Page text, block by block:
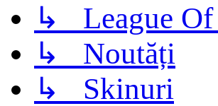
↳ League Of
↳ Noutăți
↳ Skinuri